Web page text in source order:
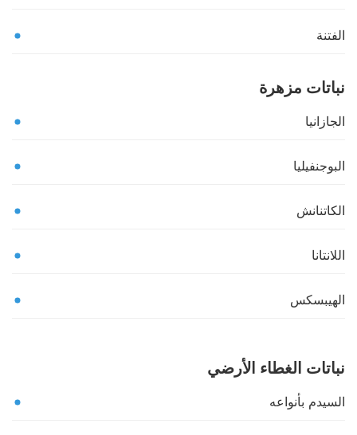
الفتنة
نباتات مزهرة
الجازانيا
البوجنفيليا
الكاتنانش
اللانتانا
الهيبسكس
نباتات الغطاء الأرضي
السيدم بأنواعه